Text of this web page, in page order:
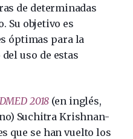
de determinadas
Su objetivo es
óptimas para la
uso de estas
2018 (en inglés,
Suchitra Krishnan-
que se han vuelto los